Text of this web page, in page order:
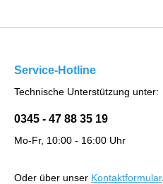
Service-Hotline
Technische Unterstützung unter:
0345 - 47 88 35 19
Mo-Fr, 10:00 - 16:00 Uhr
Oder über unser Kontaktformular.